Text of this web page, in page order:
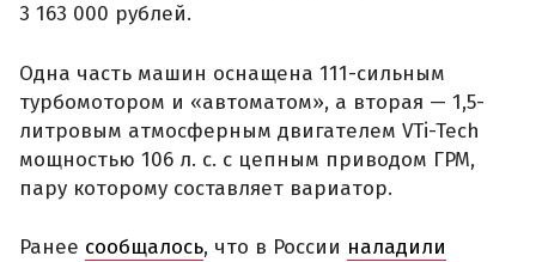
3 163 000 рублей.
Одна часть машин оснащена 111-сильным
турбомотором и «автоматом», а вторая — 1,5-
литровым атмосферным двигателем VTi-Tech
мощностью 106 л. с. с цепным приводом ГРМ,
пару которому составляет вариатор.
Ранее сообщалось, что в России наладили